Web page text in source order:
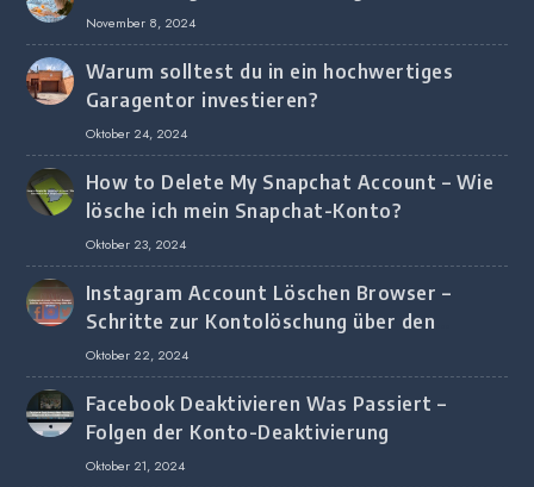
November 8, 2024
Warum solltest du in ein hochwertiges
Garagentor investieren?
Oktober 24, 2024
How to Delete My Snapchat Account – Wie
lösche ich mein Snapchat-Konto?
Oktober 23, 2024
Instagram Account Löschen Browser –
Schritte zur Kontolöschung über den
Browser
Oktober 22, 2024
Facebook Deaktivieren Was Passiert –
Folgen der Konto-Deaktivierung
Oktober 21, 2024